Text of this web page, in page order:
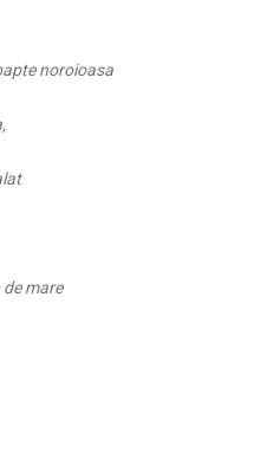
noroioasa
mare